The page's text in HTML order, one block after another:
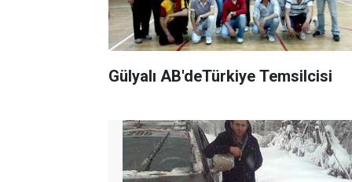
Gülyalı AB'deTürkiye Temsilcisi